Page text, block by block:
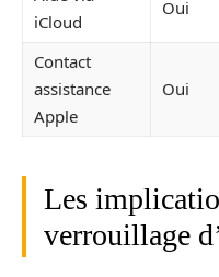
iCloud
Oui
Contact
assistance
Apple
Oui
Les
verrouillage